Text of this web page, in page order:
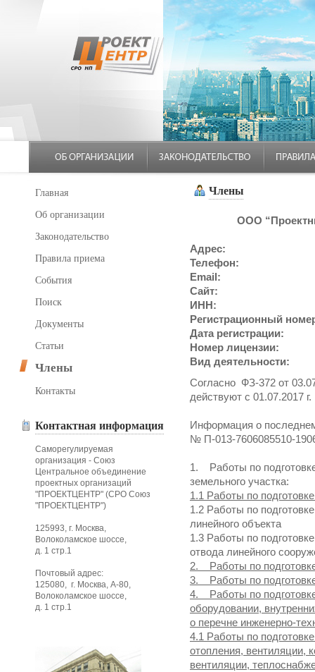
Главная
Об организации
Законодательство
Правила приема
События
Поиск
Документы
Статьи
Члены
Контакты
Контактная информация
Саморегулируемая
организация - Союз
Центральное объединение
проектных организаций
"ПРОЕКТЦЕНТР" (СРО Союз
"ПРОЕКТЦЕНТР")
125993, г. Москва,
Волоколамское шоссе,
д. 1 стр.1
Почтовый адрес:
125080, г. Москва, А-80,
Волоколамское шоссе,
д. 1 стр.1
Члены
ООО
Адрес:
Телефон:
Email:
Сайт:
ИНН:
Регистрационный
Дата регистрации:
Номер лицензии:
Вид деятельности:
Согласно ФЗ-372 от
действуют с 01.07.2017 г.
Информация о
№ П-013-7606085510-
1. Работы по
земельного участка:
1.1 Работы по
1.2 Работы по
линейного объекта
1.3 Работы по
отвода линейного
2. Работы по
3. Работы по
4. Работы по
оборудовании,
о перечне инженерно-
4.1 Работы по
отопления, вентиляции,
вентиляции,